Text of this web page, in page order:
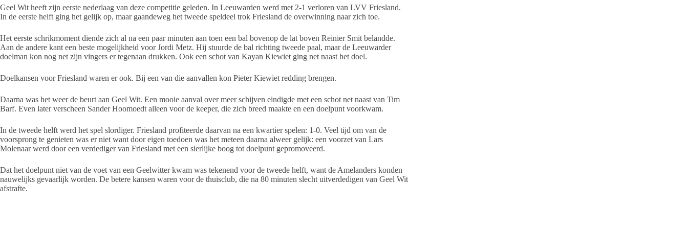
Geel Wit heeft zijn eerste nederlaag van deze competitie geleden. In Leeuwarden werd met 2-1 verloren van LVV Friesland.
In de eerste helft ging het gelijk op, maar gaandeweg het tweede speldeel trok Friesland de overwinning naar zich toe.
Het eerste schrikmoment diende zich al na een paar minuten aan toen een bal bovenop de lat boven Reinier Smit belandde.
Aan de andere kant een beste mogelijkheid voor Jordi Metz. Hij stuurde de bal richting tweede paal, maar de Leeuwarder
doelman kon nog net zijn vingers er tegenaan drukken. Ook een schot van Kayan Kiewiet ging net naast het doel.
Doelkansen voor Friesland waren er ook. Bij een van die aanvallen kon Pieter Kiewiet redding brengen.
Daarna was het weer de beurt aan Geel Wit. Een mooie aanval over meer schijven eindigde met een schot net naast van Tim
Barf. Even later verscheen Sander Hoomoedt alleen voor de keeper, die zich breed maakte en een doelpunt voorkwam.
In de tweede helft werd het spel slordiger. Friesland profiteerde daarvan na een kwartier spelen: 1-0. Veel tijd om van de
voorsprong te genieten was er niet want door eigen toedoen was het meteen daarna alweer gelijk: een voorzet van Lars
Molenaar werd door een verdediger van Friesland met een sierlijke boog tot doelpunt gepromoveerd.
Dat het doelpunt niet van de voet van een Geelwitter kwam was tekenend voor de tweede helft, want de Amelanders konden
nauwelijks gevaarlijk worden. De betere kansen waren voor de thuisclub, die na 80 minuten slecht uitverdedigen van Geel Wit
afstrafte.